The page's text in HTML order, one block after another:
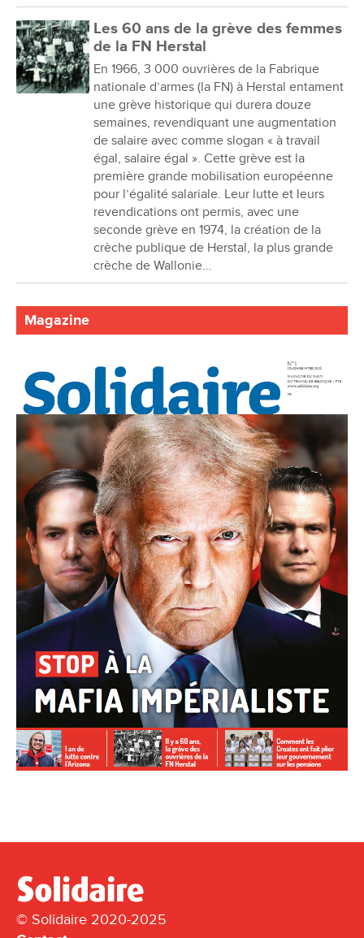
Les 60 ans de la grève des femmes
de la FN Herstal
En 1966, 3 000 ouvrières de la Fabrique
nationale d’armes (la FN) à Herstal entament
une grève historique qui durera douze
semaines, revendiquant une augmentation
de salaire avec comme slogan « à travail
égal, salaire égal ». Cette grève est la
première grande mobilisation européenne
pour l’égalité salariale. Leur lutte et leurs
revendications ont permis, avec une
seconde grève en 1974, la création de la
crèche publique de Herstal, la plus grande
crèche de Wallonie…
Magazine
© Solidaire 2020-2025